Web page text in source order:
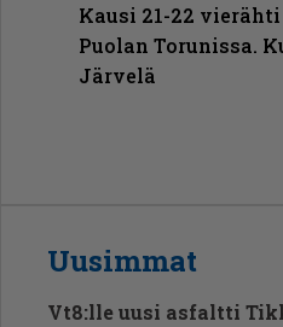
Kausi 21-22
Puolan Torunissa.
Järvelä
Uusimmat
Vt8:lle uusi asfaltti